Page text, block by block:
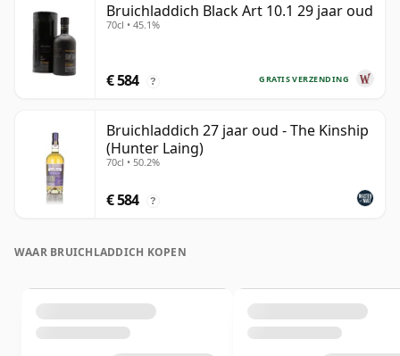
Bruichladdich Black Art 10.1 29 jaar oud
70cl • 45.1%
GRATIS VERZENDING
€ 584 ?
Bruichladdich 27 jaar oud - The Kinship
(Hunter Laing)
70cl • 50.2%
€ 584 ?
WAAR BRUICHLADDICH KOPEN